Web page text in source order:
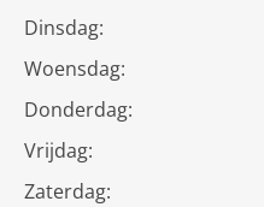
Dinsdag:
Woensdag:
Donderdag:
Vrijdag:
Zaterdag: